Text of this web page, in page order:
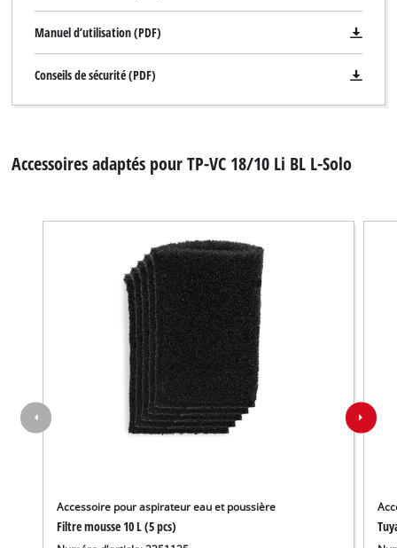
Manuel d’utilisation (PDF)
Conseils de sécurité (PDF)
Accessoires adaptés pour TP-VC 18/10 Li BL L-Solo
Accessoire pour aspirateur eau et poussière
Filtre mousse 10 L (5 pcs)